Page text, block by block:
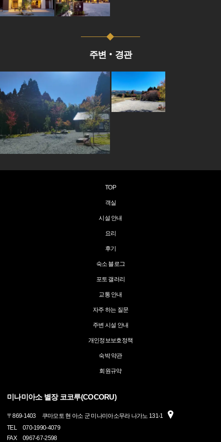
주변‧경관
TOP
객실
시설 안내
요리
후기
숙소 블로그
포토 갤러리
교통 안내
자주 하는 질문
주변 시설 안내
개인정보보호정책
숙박 약관
회원규약
미나미아소 별장 코코루(COCORU)
〒869-1403
쿠마모토 현 아소 군 미나미아소무라 나가노 131-1
TEL
070-1990-4079
FAX
0967-67-2598